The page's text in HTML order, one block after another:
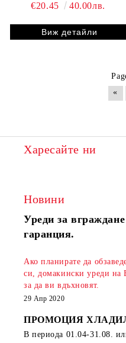
€20.45
40.00лв.
Виж детайли
«
Харесайте ни
Новини
Уреди за
гаранция.
Ако планирате да
си, домакински уреди на
за да ви вдъхновят.
29 Апр 2020
ПРОМОЦИЯ
В периода 01.04-31.08.